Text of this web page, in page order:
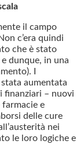
il campo
c’era quindi
che è stato
dunque, in una
I
aumentata
finanziari – nuovi
e
delle cure
nei
le loro logiche e